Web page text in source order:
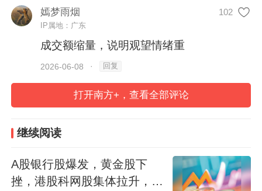
嫣梦雨烟 102
IP属地：广东
成交额缩量，说明观望情绪重
2026-06-08 · 回复
打开南方+，查看全部评论
继续阅读
A股银行股爆发，黄金股下
挫，港股科网股集体拉升，快